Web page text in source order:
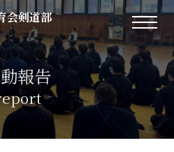
会剣道部
報告